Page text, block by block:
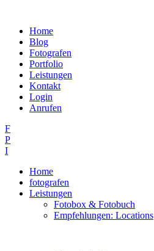
Home
Blog
Fotografen
Portfolio
Leistungen
Kontakt
Login
Anrufen
F
P
I
Home
fotografen
Leistungen
Fotobox & Fotobuch
Empfehlungen: Locations